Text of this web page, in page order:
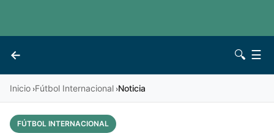
←
Vives 🔍 ☰
Inicio ›Fútbol Internacional ›Noticia
FÚTBOL INTERNACIONAL